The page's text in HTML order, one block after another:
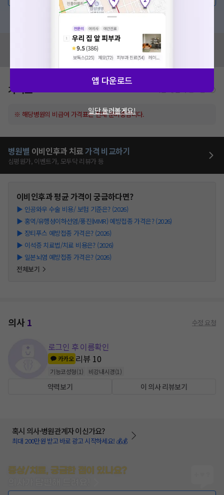
혹은, 의료상담 서비스에 다양한 게시글 보러가기
혹시 잘못된 병원정보가 있나요?
모두닥 팀에 알려주세요!
가격표
※ 해당병원의 비급여 가격표는 현재 준비중입니다.
병원별 이비인후과 치료가격 비교하기
심평원가, 이벤트가, 모두닥 리뷰가 등
이비인후과평균 가격이 궁금하다면?
▶ 인공와우 수술 비용/ 보험 기준은? (2026)
▶ 홍역/유행성이하선염/풍진(MMR) 예방접종 가격은? (2026)
▶ 장티푸스 예방접종 가격은? (2026)
▶ 이석증 치료법/치료 비용은? (2026)
▶ 일본뇌염 예방접종 가격은? (2026)
전체보기
의사1 수정 요청
로그인 후 이름확인
카카오 리뷰 10
기능코성형(1) 비강내시경(1 )
약력보기 이 의사 리뷰보기
혹시 의사·병원관계자 이신가요?
최대 200만원 받고 바로 광고 시작하세요! 💰💰
증상/치료, 궁금한 점이 있나요?
앱 다운로드
일단 둘러볼게요!